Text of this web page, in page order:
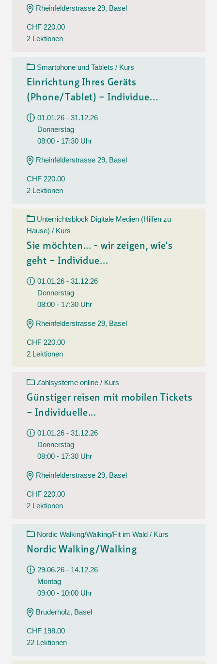
Rheinfelderstrasse 29, Basel
CHF 220.00
2 Lektionen
Smartphone und Tablets / Kurs
Einrichtung Ihres Geräts
(Phone/Tablet) – Individue...
01.01.26 - 31.12.26
Donnerstag
08:00 - 17:30 Uhr
Rheinfelderstrasse 29, Basel
CHF 220.00
2 Lektionen
Unterrichtsblock Digitale Medien (Hilfen zu
Hause) / Kurs
Sie möchten... - wir zeigen, wie's
geht – Individue...
01.01.26 - 31.12.26
Donnerstag
08:00 - 17:30 Uhr
Rheinfelderstrasse 29, Basel
CHF 220.00
2 Lektionen
Zahlsysteme online / Kurs
Günstiger reisen mit mobilen Tickets
– Individuelle...
01.01.26 - 31.12.26
Donnerstag
08:00 - 17:30 Uhr
Rheinfelderstrasse 29, Basel
CHF 220.00
2 Lektionen
Nordic Walking/Walking/Fit im Wald / Kurs
Nordic Walking/Walking
29.06.26 - 14.12.26
Montag
09:00 - 10:00 Uhr
Bruderholz, Basel
CHF 198.00
22 Lektionen